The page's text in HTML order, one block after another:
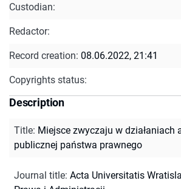
Custodian:
Redactor:
Record creation: 08.06.2022, 21:41
Copyrights status:
Description
Title: Miejsce zwyczaju w działaniach
publicznej państwa prawnego
Journal title: Acta Universitatis